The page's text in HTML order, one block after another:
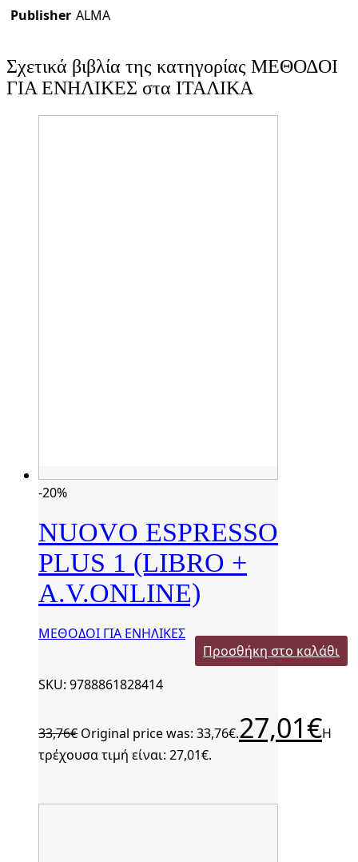
Publisher ALMA
Σχετικά βιβλία της κατηγορίας ΜΕΘΟΔΟΙ
ΓΙΑ ΕΝΗΛΙΚΕΣ στα ΙΤΑΛΙΚΑ
-20%
NUOVO ESPRESSO
PLUS 1 (LIBRO +
A.V.ONLINE)
ΜΕΘΟΔΟΙ ΓΙΑ ΕΝΗΛΙΚΕΣ
Προσθήκη στο καλάθι
SKU: 9788861828414
33,76€ Original price was: 33,76€.27,01€Η
τρέχουσα τιμή είναι: 27,01€.